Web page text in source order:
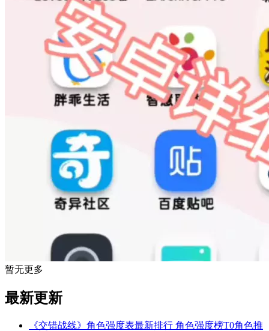
暂无更多
最新更新
《交错战线》角色强度表最新排行 角色强度榜T0角色推